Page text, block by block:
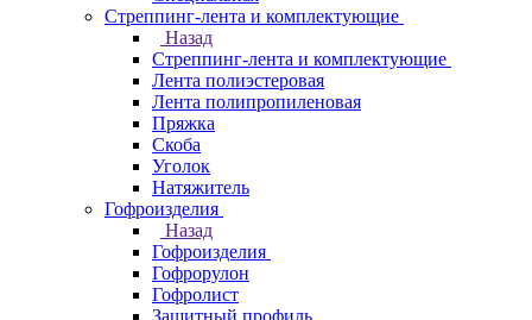
Стреппинг-лента и комплектующие
Назад
Стреппинг-лента и комплектующие
Лента полиэстеровая
Лента полипропиленовая
Пряжка
Скоба
Уголок
Натяжитель
Гофроизделия
Назад
Гофроизделия
Гофрорулон
Гофролист
Защитный профиль